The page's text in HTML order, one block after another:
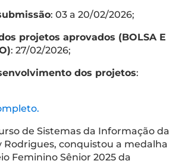
: 03 a 20/02/2026;
projetos aprovados (BOLSA E
: 27/02/2026;
dos projetos:
de Sistemas da Informação da
Rodrigues, conquistou a medalha
Feminino Sênior 2025 da